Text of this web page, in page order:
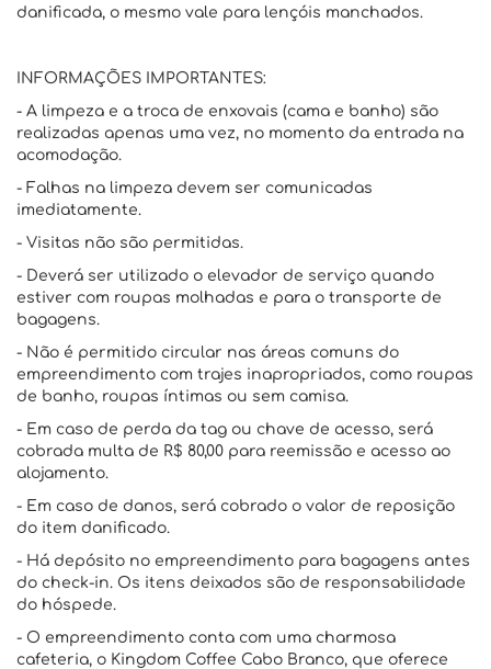
danificada, o mesmo vale para lençóis manchados.
INFORMAÇÕES IMPORTANTES:
- A limpeza e a troca de enxovais (cama e banho) são
realizadas apenas uma vez, no momento da entrada na
acomodação.
- Falhas na limpeza devem ser comunicadas
imediatamente.
- Visitas não são permitidas.
- Deverá ser utilizado o elevador de serviço quando
estiver com roupas molhadas e para o transporte de
bagagens.
- Não é permitido circular nas áreas comuns do
empreendimento com trajes inapropriados, como roupas
de banho, roupas íntimas ou sem camisa.
- Em caso de perda da tag ou chave de acesso, será
cobrada multa de R$ 80,00 para reemissão e acesso ao
alojamento.
- Em caso de danos, será cobrado o valor de reposição
do item danificado.
- Há depósito no empreendimento para bagagens antes
do check-in. Os itens deixados são de responsabilidade
do hóspede.
- O empreendimento conta com uma charmosa
cafeteria, o Kingdom Coffee Cabo Branco, que oferece